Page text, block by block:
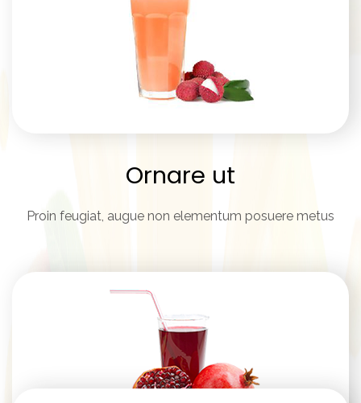
Ornare ut
Proin feugiat, augue non elementum posuere metus